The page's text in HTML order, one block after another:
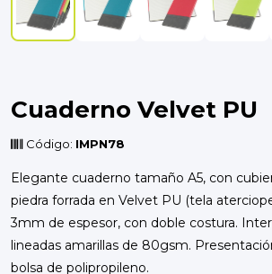
Cuaderno Velvet PU
Código: IMPN78
Elegante cuaderno tamaño A5, con
piedra forrada en Velvet PU (tela
3mm de espesor, con doble costura.
lineadas amarillas de 80gsm.
bolsa de polipropileno.